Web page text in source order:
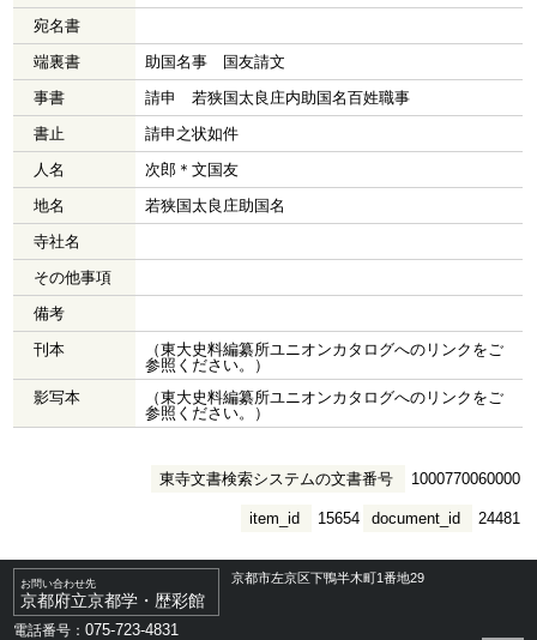
宛名書
端裏書
助国名事 国友請文
事書
請申 若狭国太良庄内助国名百姓職事
書止
請申之状如件
人名
次郎＊文国友
地名
若狭国太良庄助国名
寺社名
その他事項
備考
刊本
（東大史料編纂所ユニオンカタログへのリンクをご
参照ください。）
影写本
（東大史料編纂所ユニオンカタログへのリンクをご
参照ください。）
東寺文書検索システムの文書番号 1000770060000
document_id 24481
item_id 15654
お問い合わせ先
京都府立京都学・歴彩館
京都市左京区下鴨半木町1番地29
電話番号：075-723-4831